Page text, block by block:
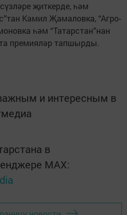
җиткерде, һәм
Камил Җамаловка, “Агро-
һәм “Татарстан”нан
пре­мияләр тапшырды.
и интересным в
в
MАХ: